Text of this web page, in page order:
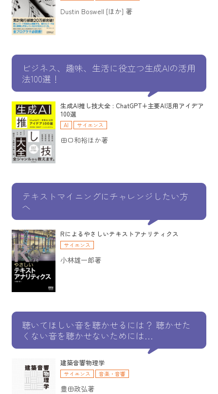
Dustin Boswell [ほか] 著
ビジネス、趣味、生活に役立つ生成AIの活用
法100選！
生成AI推し技大全 : ChatGPT+主要AI活用アイデア
100選
AI サイエンス
田口和裕ほか著
テキストマイニングにチャレンジしたい方
へ
Rによるやさしいテキストアナリティクス
サイエンス
小林雄一郎著
聴いてほしい音を聴かせるには？ 聴かせた
くない音を聴かせないためには…
建築音響物理学
サイエンス 音楽・音響
豊田政弘著